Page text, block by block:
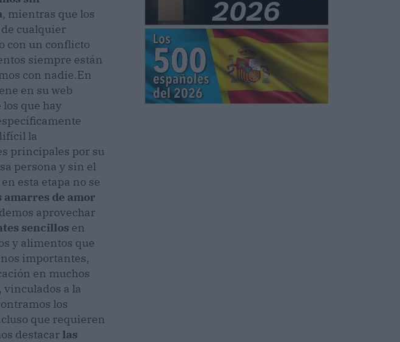
, mientras que los
cualquier
con un conflicto
siempre están
con nadie.En
en su web
que hay
la
principales por su
persona y sin el
esta etapa no se
amarres de amor
aprovechar
sencillos en
y alimentos que
importantes,
en muchos
a la
los
que requieren
destacarlas